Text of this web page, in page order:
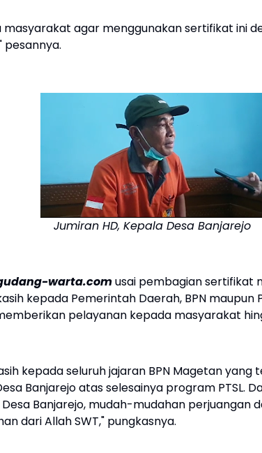
agar menggunakan sertifikat ini
pesannya.
Jumiran HD, Kepala Desa Banjarejo
warta.comusai pembagian sertifikat
kepada Pemerintah Daerah, BPN maupun
pelayanan kepada masyarakat
kepada seluruh jajaran BPN Magetan yang
Banjarejo atas selesainya program PTSL.
Banjarejo, mudah-mudahan perjuangan
dari Allah SWT," pungkasnya.